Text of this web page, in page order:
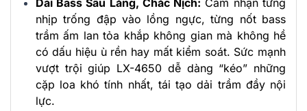
nhịp trống đập vào lồng ngực, từng nốt bass
trầm ấm lan tỏa khắp không gian mà không hề
có dấu hiệu ù rền hay mất kiểm soát. Sức mạnh
vượt trội giúp LX-4650 dễ dàng “kéo” những
cặp loa khó tính nhất, tái tạo dải trầm đầy nội
lực.